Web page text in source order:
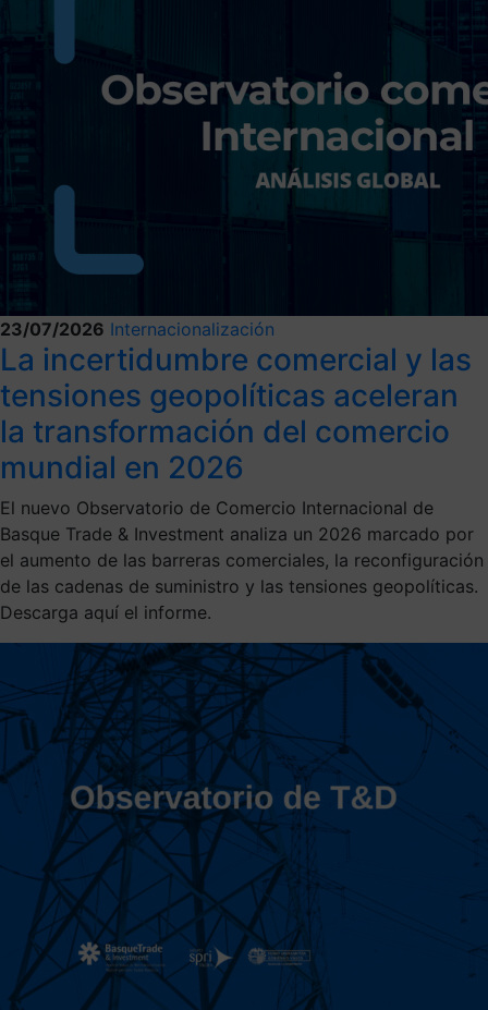
23/07/2026 Internacionalización
La incertidumbre comercial y las
tensiones geopolíticas aceleran
la transformación del comercio
mundial en 2026
El nuevo Observatorio de Comercio Internacional de
Basque Trade & Investment analiza un 2026 marcado por
el aumento de las barreras comerciales, la reconfiguración
de las cadenas de suministro y las tensiones geopolíticas.
Descarga aquí el informe.